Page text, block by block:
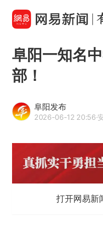
阜阳一知名
部！
阜阳发布
2026-06-12 20:56·
打开网易新